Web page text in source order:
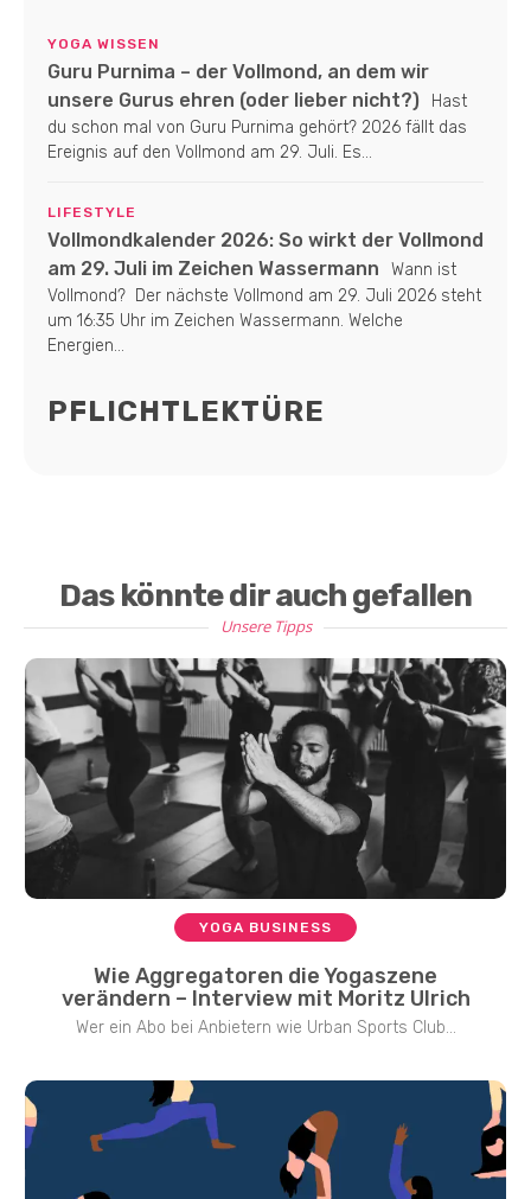
YOGA WISSEN
Guru Purnima – der Vollmond, an dem wir
unsere Gurus ehren (oder lieber nicht?)
Hast
du schon mal von Guru Purnima gehört? 2026 fällt das
Ereignis auf den Vollmond am 29. Juli. Es...
LIFESTYLE
Vollmondkalender 2026: So wirkt der Vollmond
am 29. Juli im Zeichen Wassermann
Wann ist
Vollmond? Der nächste Vollmond am 29. Juli 2026 steht
um 16:35 Uhr im Zeichen Wassermann. Welche
Energien...
PFLICHTLEKTÜRE
Das könnte dir auch gefallen
Unsere Tipps
YOGA BUSINESS
Wie Aggregatoren die Yogaszene
verändern – Interview mit Moritz Ulrich
Wer ein Abo bei Anbietern wie Urban Sports Club...